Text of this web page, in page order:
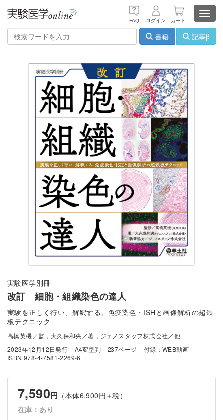
FAQ ログイン カート
書籍
記事β
実験医学別冊
改訂 細胞・組織染色の達人
実験を正しく行い、解釈する。免疫染色・ISHと画像解析の超鉄
板テクニック
高橋英機／監，大久保和央／著，ジェノスタッフ株式会社／他
2023年12月12日発行
A4変型判 237ページ
付録：WEB動画
ISBN 978-4-7581-2269-6
7,590円 （本体6,900円＋税）
在庫：あり